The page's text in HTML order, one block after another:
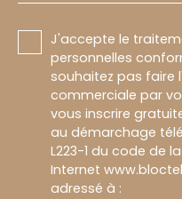
J'accepte le
personnelles
souhaitez pas faire
commerciale par
vous inscrire
au démarchage
L223-1 du code de
Internet
adressé à :